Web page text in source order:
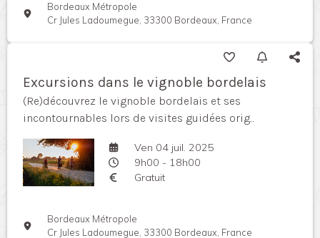
Bordeaux Métropole
Cr Jules Ladoumegue, 33300 Bordeaux, France
Excursions dans le vignoble bordelais
(Re)découvrez le vignoble bordelais et ses
incontournables lors de visites guidées orig...
Ven 04 juil. 2025
9h00 - 18h00
Gratuit
Bordeaux Métropole
Cr Jules Ladoumegue, 33300 Bordeaux, France